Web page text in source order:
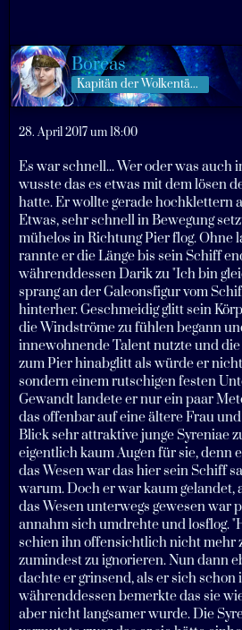
Boreas
Kapitän der Wolkentänzer
28. April 2017 um 18:00
Es war schnell... Wer oder was auch
wusste das es etwas mit dem lösen
hatte. Er wollte gerade hochklettern
Etwas, sehr schnell in Bewegung
mühelos in Richtung Pier flog. Ohne
rannte er die Länge bis sein Schiff
währenddessen Darik zu "Ich bin
sprang an der Galeonsfigur vom
hinterher. Geschmeidig glitt sein
die Windströme zu fühlen begann
innewohnende Talent nutzte und
zum Pier hinabglitt als würde er
sondern einem rutschigen festen
Gewandt landete er nur ein paar
das offenbar auf eine ältere Frau
Blick sehr attraktive junge Syreniae
eigentlich kaum Augen für sie, denn
das Wesen war das hier sein Schiff
warum. Doch er war kaum gelandet,
das Wesen unterwegs gewesen war
annahm sich umdrehte und losflog.
schien ihn offensichtlich nicht mehr
zumindest zu ignorieren. Nun dann
dachte er grinsend, als er sich schon
währenddessen bemerkte das sie
aber nicht langsamer wurde. Die